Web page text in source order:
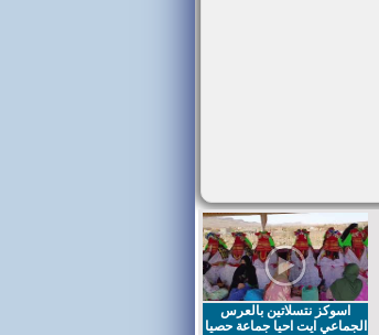
اسوكز نتسلاتين بالعرس
الجماعي ايت احيا جماعة حصيا